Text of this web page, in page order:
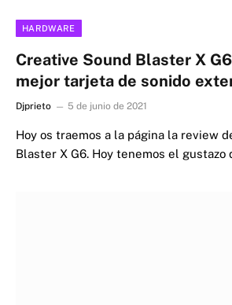
HARDWARE
Creative Sound Blaster X
mejor tarjeta de sonido
Djprieto 5 de junio de 2021
Hoy os traemos a la página la review
Blaster X G6. Hoy tenemos el